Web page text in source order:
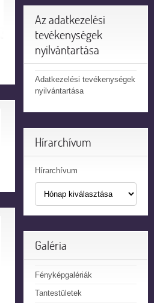
Az adatkezelési
tevékenységek
nyilvántartása
Adatkezelési tevékenységek
nyilvántartása
Hírarchívum
Hírarchívum
Galéria
Fényképgalériák
Tantestületek